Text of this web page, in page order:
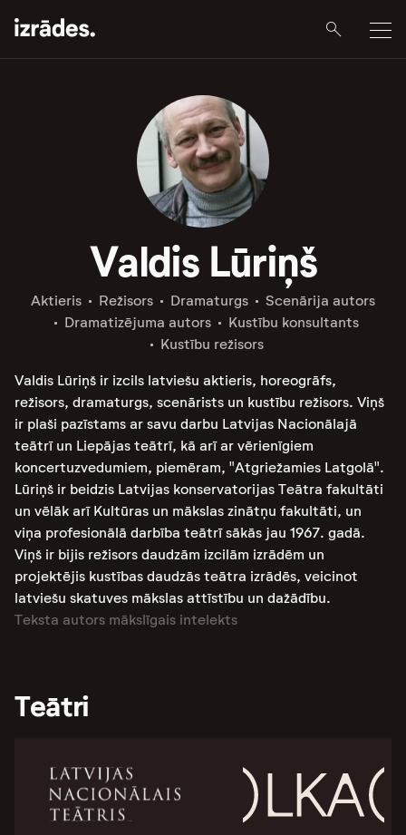
Valdis Lūriņš
Aktieris Režisors Dramaturgs
Scenārija autors
Dramatizējuma autors
Kustību konsultants
Kustību režisors
Valdis Lūriņš ir izcils latviešu aktieris, horeogrāfs,
režisors, dramaturgs, scenārists un kustību režisors. Viņš
ir plaši pazīstams ar savu darbu Latvijas Nacionālajā
teātrī un Liepājas teātrī, kā arī ar vērienīgiem
koncertuzvedumiem, piemēram, "Atgriežamies Latgolā"​​.
Lūriņš ir beidzis Latvijas konservatorijas Teātra fakultāti
un vēlāk arī Kultūras un mākslas zinātņu fakultāti, un
viņa profesionālā darbība teātrī sākās jau 1967. gadā​​.
Viņš ir bijis režisors daudzām izcilām izrādēm un
projektējis kustības daudzās teātra izrādēs, veicinot
latviešu skatuves mākslas attīstību un dažādību.
Teksta autors mākslīgais intelekts
Teātri